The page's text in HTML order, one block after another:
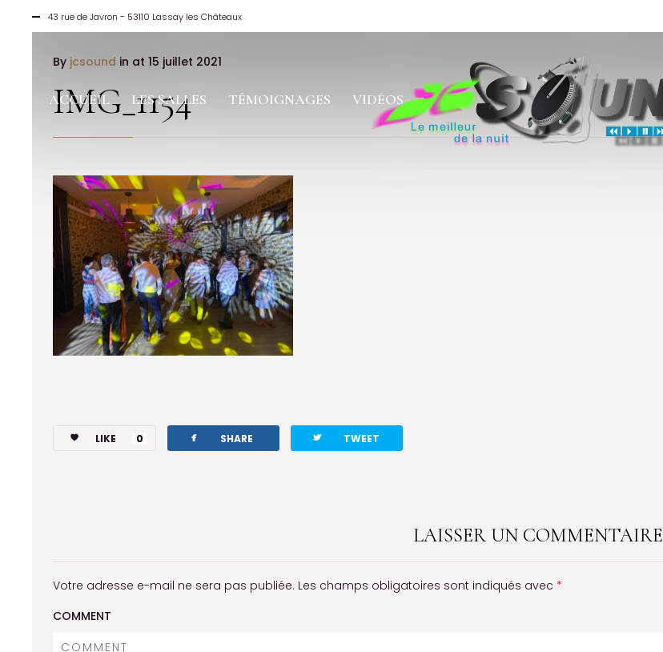
43 rue de Javron - 53110 Lassay les Châteaux
ACCUEIL LES SALLES TÉMOIGNAGES VIDÉOS
By jcsound in at 15 juillet 2021
IMG_1154
LIKE 0 facebook SHARE twitterbird TWEET
LAISSER UN COMMENTAIRE
Votre adresse e-mail ne sera pas publiée. Les champs obligatoires sont indiqués avec *
COMMENT